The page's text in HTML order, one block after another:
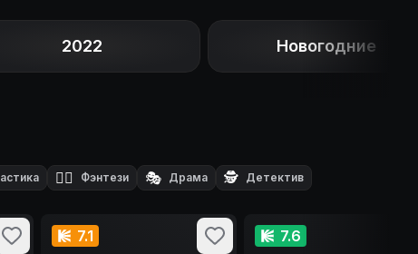
2022 Новогодние
🧙‍♂️ Фэнтези 🎭 Драма 🕵️ Детектив
7.1 7.6